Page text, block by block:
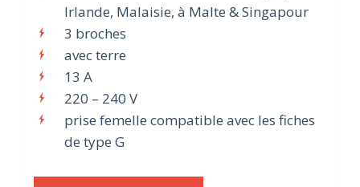
Irlande, Malaisie, à Malte & Singapour
3 broches
avec terre
13 A
220 – 240 V
prise femelle compatible avec les fiches
de type G